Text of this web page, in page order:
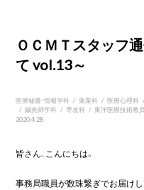
ＯＣＭＴスタッフ
て vol.13～
医療秘書・情報学科 / 薬業科 / 医療心理科
/ 鍼灸師学科 / 専攻科 / 東洋医療技術教
2020.4.28
皆さん、こんにちは。
事務局職員が数珠繋ぎでお届けし